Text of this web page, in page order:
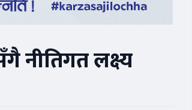
नीतिगत लक्ष्य